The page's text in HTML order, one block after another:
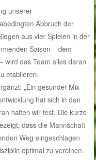
unserer
Abbruch der
aus vier Spielen in der
Saison – dem
wird das Team alles daran
etablieren.
„Ein gesunder Mix
hat sich in den
halten wir fest. Die kurze
dass die Mannschaft
Weg eingeschlagen
optimal zu vereinen.